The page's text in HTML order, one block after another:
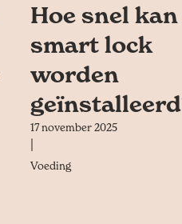
Hoe snel kan
smart lock
worden
17 november 2025
Voeding